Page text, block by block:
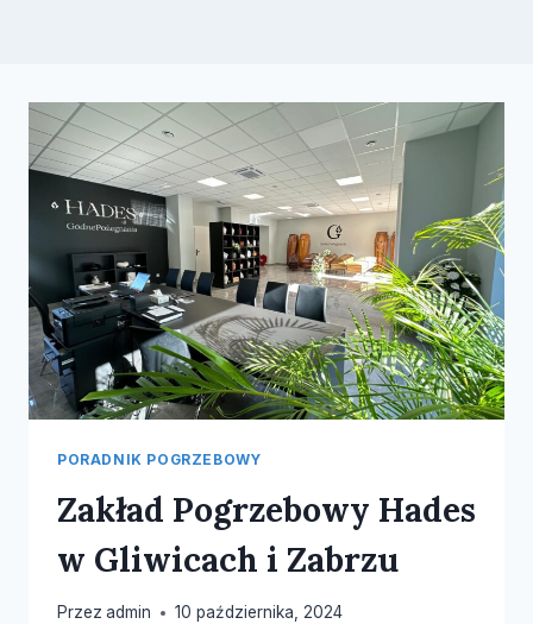
PORADNIK POGRZEBOWY
Zakład Pogrzebowy Hades
w Gliwicach i Zabrzu
Przez admin 10 października, 2024